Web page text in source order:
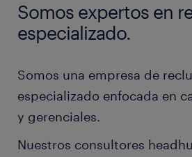
Somos expertos en
especializado.
Somos una empresa de
especializado enfocada en
y gerenciales.
Nuestros consultores